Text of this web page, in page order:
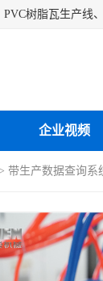
企业视频
带生产数据查询系